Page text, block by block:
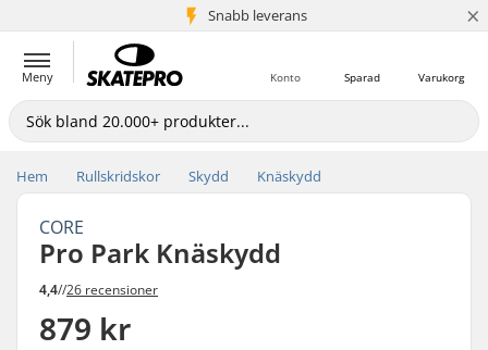
Snabb leverans
5+ milj. kunder ×
Meny Varukorg
Sparad
Konto
Hem Rullskridskor Skydd Knäskydd
CORE
Pro Park Knäskydd
4,4//26 recensioner
879 kr